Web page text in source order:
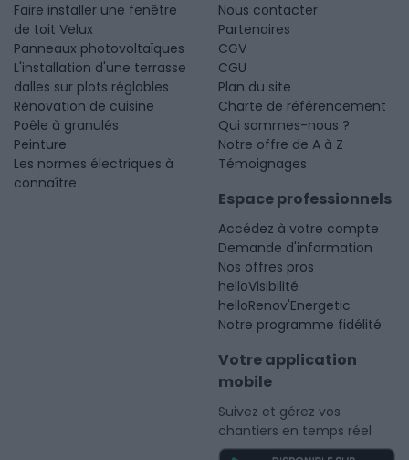
Faire installer une fenêtre
de toit Velux
Panneaux photovoltaïques
L'installation d'une terrasse
dalles sur plots réglables
Rénovation de cuisine
Poêle à granulés
Peinture
Les normes électriques à
connaître
Nous contacter
Partenaires
CGV
CGU
Plan du site
Charte de référencement
Qui sommes-nous ?
Notre offre de A à Z
Témoignages
Espace professionnels
Accédez à votre compte
Demande d'information
Nos offres pros
helloVisibilité
helloRenov'Energetic
Notre programme fidélité
Votre application
mobile
Suivez et gérez vos
chantiers en temps réel